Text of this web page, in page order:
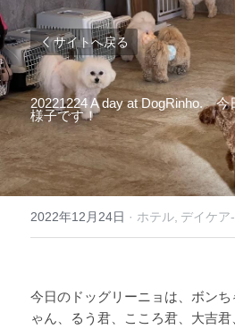
サイトへ戻る
20221224 A day at DogRinho.　
様子です！
2022年12月24日 · ホテル, デイケア
今日のドッグリーニョは、ボン
ゃん、るう君、こころ君、大吉